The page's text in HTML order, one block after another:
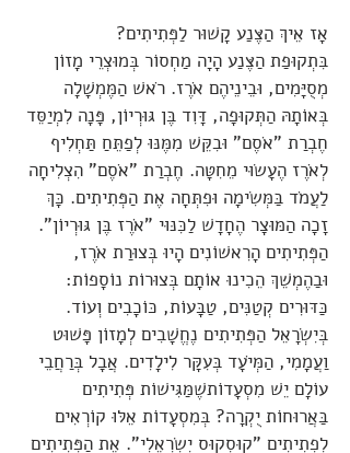
אָז אֵיךְ הַצֶּנַע קָשׁוּר לַפְּתִיתִים?
בִּתְקוּפַת הַצֶּנַע הָיָה מַחְסוֹר בְּמוּצְרֵי מָזוֹן
מְסֻיָּמִים, וּבֵינֵיהֶם אֹרֶז. רֹאשׁ הַמֶּמְשָׁלָה
בְּאוֹתָהּ הַתְּקוּפָה, דָּוִד בֶּן גּוּרְיוֹן, פָּנָה לִמְיַסֵּד
חֶבְרַת "אֹסֶם" וּבִקֵּשׁ מִמֶּנּוּ לְפַתֵּחַ תַּחְלִיף
לְאֹרֶז הֶעָשׂוּי מֵחִטָּה. חֶבְרַת "אֹסֶם" הִצְלִיחָה
לַעֲמֹד בַּמְּשִׂימָה וּפִתְּחָה אֶת הַפְּתִיתִים. כָּךְ
זָכָה הַמּוּצָר הֶחָדָשׁ לַכִּנּוּי "אֹרֶז בֶּן גּוּרְיוֹן".
הַפְּתִיתִים הָרִאשׁוֹנִים הָיוּ בְּצוּרַת אֹרֶז,
וּבַהֶמְשֵׁךְ הֵכִינוּ אוֹתָם בְּצוּרוֹת נוֹסָפוֹת:
כַּדּוּרִים קְטַנִּים, טַבָּעוֹת, כּוֹכָבִים וְעוֹד.
בְּיִשְׂרָאֵל הַפְּתִיתִים נֶחֱשָׁבִים לְמָזוֹן פָּשׁוּט
וַעֲמָמִי, הַמְּיֹעָד בְּעִקָּר לִילָדִים. אֲבָל בְּרַחֲבֵי
עוֹלָם יֵשׁ מִסְעָדוֹתשֶׁמַּגִּישׁוֹת פְּתִיתִים
בַּאֲרוּחוֹת יֻקְרָה? בְּמִסְעָדוֹת אֵלּוּ קוֹרְאִים
לִפְתִיתִים "קוּסְקוּס יִשְׂרְאֵלִי". אֶת הַפְּתִיתִים